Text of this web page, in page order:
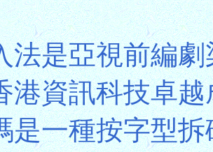
法是亞視前編
港資訊科技卓
是一種按字型